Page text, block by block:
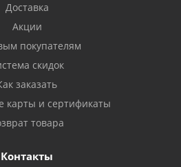
Доставка
Акции
покупателям
скидок
заказать
карты и сертификаты
товара
Контакты